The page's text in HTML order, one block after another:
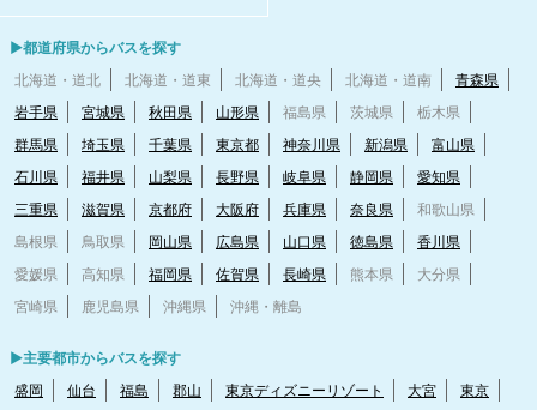
▶都道府県からバスを探す
北海道・道北
北海道・道東 北海道・道央 北海道・道南
青森県
岩手県
宮城県 秋田県 山形県 福島県 茨城県
栃木県
群馬県
埼玉県 千葉県 東京都 神奈川県 新潟県
富山県
石川県
福井県 山梨県 長野県 岐阜県 静岡県
愛知県
三重県
滋賀県 京都府 大阪府 兵庫県 奈良県
和歌山県
島根県
鳥取県 岡山県 広島県 山口県 徳島県
香川県
愛媛県
高知県 福岡県 佐賀県 長崎県 熊本県
大分県
宮崎県
鹿児島県 沖縄県 沖縄・離島
▶主要都市からバスを探す
盛岡
仙台 福島 郡山 東京ディズニーリゾート 大宮 東京